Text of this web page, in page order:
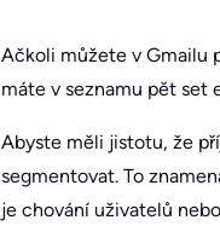
Ačkoli můžete v Gmailu
máte v seznamu pět set
Abyste měli jistotu, že
segmentovat. To
je chování uživatelů